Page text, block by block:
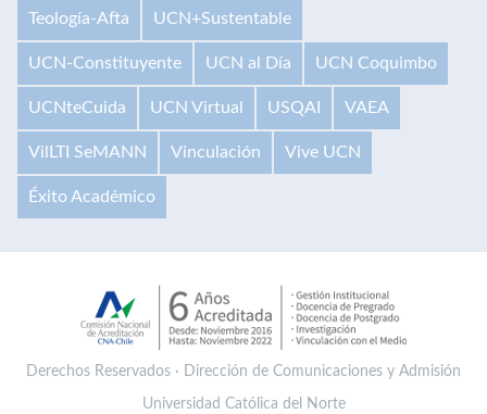
Teología-Afta UCN+Sustentable
UCN-Constituyente UCN al Día UCN Coquimbo
UCNteCuida UCN Virtual USQAI VAEA
VilLTI SeMANN Vinculación Vive UCN
Éxito Académico
Derechos Reservados · Dirección de Comunicaciones y Admisión
Universidad Católica del Norte